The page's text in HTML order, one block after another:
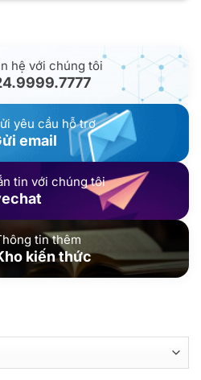
hệ với chúng tôi
yêu cầu hỗ trợ
email
tin với chúng tôi
tin thêm
kiến thức